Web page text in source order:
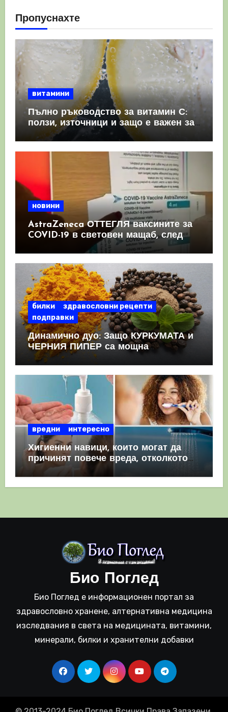
Пропуснахте
витамини
Пълно ръководство за витамин С:
ползи, източници и защо е важен за
имунната система
новини
AstraZeneca ОТТЕГЛЯ ваксините за
COVID-19 в световен мащаб, след
като призна, че те причиняват
КРЪВНИ съсиреци
билки
здравословни рецепти
подправки
Динамично дуо: Защо КУРКУМАТА и
ЧЕРНИЯ ПИПЕР са мощна
комбинация
вредни интересно
Хигиенни навици, които могат да
причинят повече вреда, отколкото
полза
Био Поглед
Био Поглед е информационен портал за
здравословно хранене, алтернативна медицина
изследвания в света на медицината, витамини,
минерали, билки и хранителни добавки